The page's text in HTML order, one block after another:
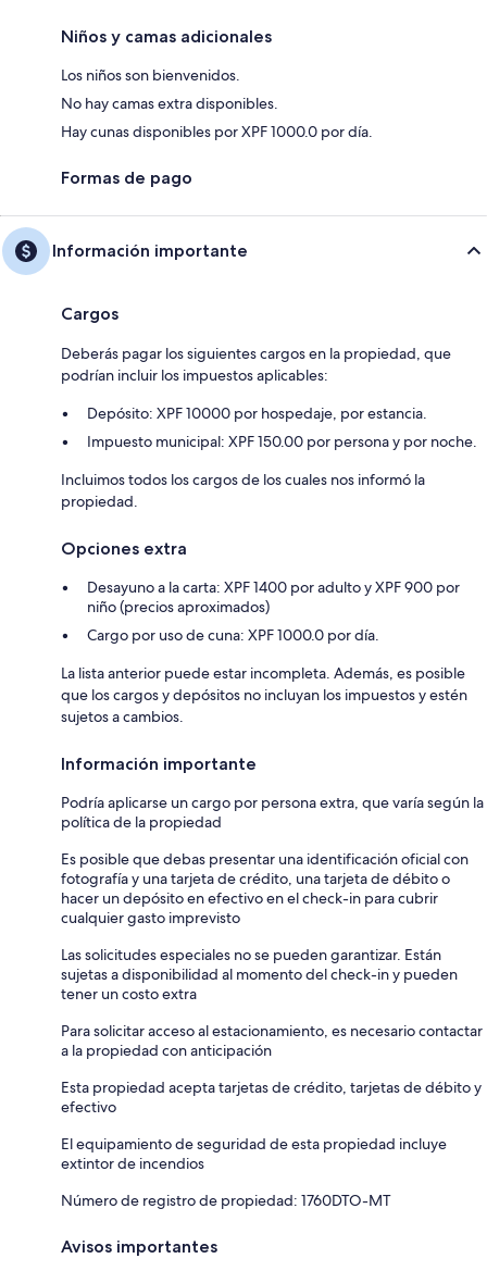
Niños y camas adicionales
Los niños son bienvenidos.
No hay camas extra disponibles.
Hay cunas disponibles por XPF 1000.0 por día.
Formas de pago
Información importante
Cargos
Deberás pagar los siguientes cargos en la propiedad, que
podrían incluir los impuestos aplicables:
Depósito: XPF 10000 por hospedaje, por estancia.
Impuesto municipal: XPF 150.00 por persona y por noche.
Incluimos todos los cargos de los cuales nos informó la
propiedad.
Opciones extra
Desayuno a la carta: XPF 1400 por adulto y XPF 900 por
niño (precios aproximados)
Cargo por uso de cuna: XPF 1000.0 por día.
La lista anterior puede estar incompleta. Además, es posible
que los cargos y depósitos no incluyan los impuestos y estén
sujetos a cambios.
Información importante
Podría aplicarse un cargo por persona extra, que varía según la
política de la propiedad
Es posible que debas presentar una identificación oficial con
fotografía y una tarjeta de crédito, una tarjeta de débito o
hacer un depósito en efectivo en el check-in para cubrir
cualquier gasto imprevisto
Las solicitudes especiales no se pueden garantizar. Están
sujetas a disponibilidad al momento del check-in y pueden
tener un costo extra
Para solicitar acceso al estacionamiento, es necesario contactar
a la propiedad con anticipación
Esta propiedad acepta tarjetas de crédito, tarjetas de débito y
efectivo
El equipamiento de seguridad de esta propiedad incluye
extintor de incendios
Número de registro de propiedad: 1760DTO-MT
Avisos importantes